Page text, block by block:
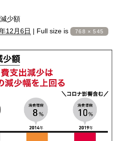
少額
12月6日 | Full size is 768 × 545